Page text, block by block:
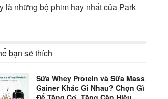
là những bộ phim hay nhất của Park
bạn sẽ thích
Sữa Whey Protein và Sữa Mass
Gainer Khác Gì Nhau? Chọn Gì